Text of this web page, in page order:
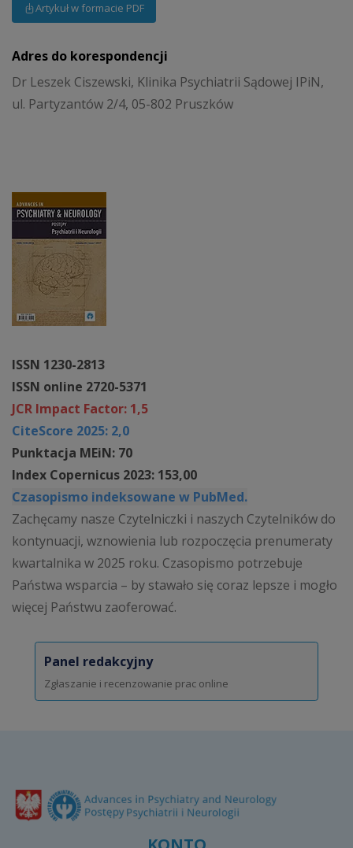
ISSN 1230-2813
ISSN online 2720-5371
JCR Impact Factor: 1,5
CiteScore 2025: 2,0
Punktacja MEiN: 70
Index Copernicus 2023: 153,00
Czasopismo indeksowane w PubMed.
Zachęcamy nasze Czytelniczki i naszych Czytelników do
kontynuacji, wznowienia lub rozpoczęcia prenumeraty
kwartalnika w 2025 roku. Czasopismo potrzebuje
Państwa wsparcia – by stawało się coraz lepsze i mogło
więcej Państwu zaoferować.
Panel redakcyjny
Zgłaszanie i recenzowanie prac online
Artykuł w formacie PDF
Adres do korespondencji
Dr Leszek Ciszewski, Klinika Psychiatrii Sądowej IPiN,
ul. Partyzantów 2/4, 05-802 Pruszków